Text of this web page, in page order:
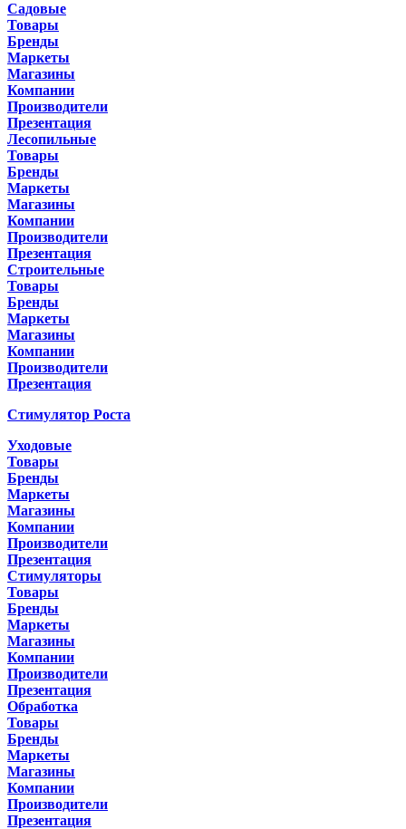
Садовые
Товары
Бренды
Маркеты
Магазины
Компании
Производители
Презентация
Лесопильные
Товары
Бренды
Маркеты
Магазины
Компании
Производители
Презентация
Строительные
Товары
Бренды
Маркеты
Магазины
Компании
Производители
Презентация
Стимулятор Роста
Уходовые
Товары
Бренды
Маркеты
Магазины
Компании
Производители
Презентация
Стимуляторы
Товары
Бренды
Маркеты
Магазины
Компании
Производители
Презентация
Обработка
Товары
Бренды
Маркеты
Магазины
Компании
Производители
Презентация